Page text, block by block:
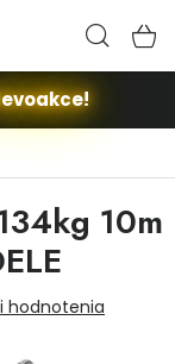
10m
hodnotenia